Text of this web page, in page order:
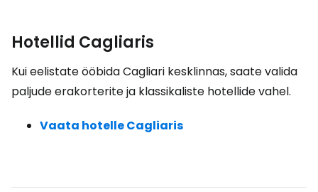
Hotellid Cagliaris
Kui eelistate ööbida Cagliari kesklinnas, saate valida
paljude erakorterite ja klassikaliste hotellide vahel.
Vaata hotelle Cagliaris